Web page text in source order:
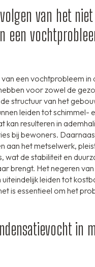
van het niet
een
een vochtprobleem in
voor zowel de
structuur van het
leiden tot schimmel-
kan resulteren in
bij bewoners.
aan het metselwerk,
wat de stabiliteit en
brengt. Het negeren
leiden tot
is essentieel om het
in